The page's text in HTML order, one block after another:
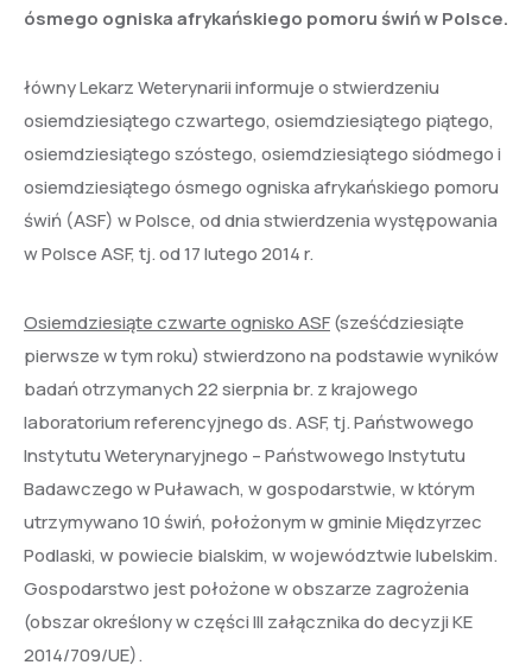
ósmego ogniska afrykańskiego pomoru świń w Polsce.
łówny Lekarz Weterynarii informuje o stwierdzeniu
osiemdziesiątego czwartego, osiemdziesiątego piątego,
osiemdziesiątego szóstego, osiemdziesiątego siódmego i
osiemdziesiątego ósmego ogniska afrykańskiego pomoru
świń (ASF) w Polsce, od dnia stwierdzenia występowania
w Polsce ASF, tj. od 17 lutego 2014 r.
Osiemdziesiąte czwarte ognisko ASF(sześćdziesiąte
pierwsze w tym roku) stwierdzono na podstawie wyników
badań otrzymanych 22 sierpnia br. z krajowego
laboratorium referencyjnego ds. ASF, tj. Państwowego
Instytutu Weterynaryjnego – Państwowego Instytutu
Badawczego w Puławach, w gospodarstwie, w którym
utrzymywano 10 świń, położonym w gminie Międzyrzec
Podlaski, w powiecie bialskim, w województwie lubelskim.
Gospodarstwo jest położone w obszarze zagrożenia
(obszar określony w części III załącznika do decyzji KE
2014/709/UE).